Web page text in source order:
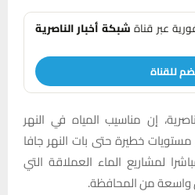
عبر قناةشبكة أخبار الناصرية
للقناة
إن مناسيب المياه في النهر
خطيرة حتى بات النهر جافا
لمشاريع الماء العملاقة التي
واسعة من المحافظة.